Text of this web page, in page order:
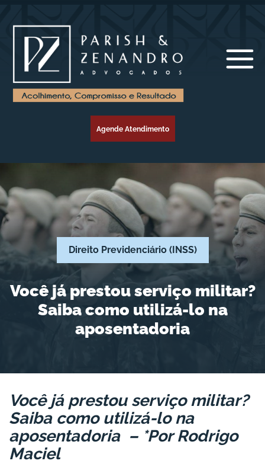
Agende Atendimento
Direito Previdenciário (INSS)
Você já prestou serviço militar?
Saiba como utilizá-lo na
aposentadoria
Você já prestou serviço militar?
Saiba como utilizá-lo na
aposentadoria – *Por Rodrigo
Maciel